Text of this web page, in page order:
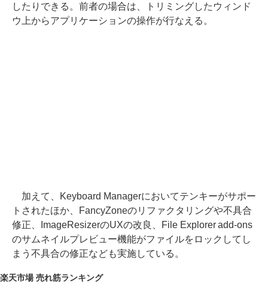
したりできる。前者の場合は、トリミングしたウィンド
ウ上からアプリケーションの操作が行なえる。
加えて、Keyboard Managerにおいてテンキーがサポー
トされたほか、FancyZoneのリファクタリングや不具合
修正、ImageResizerのUXの改良、File Explorer add-ons
のサムネイルプレビュー機能がファイルをロックしてし
まう不具合の修正なども実施している。
楽天市場 売れ筋ランキング